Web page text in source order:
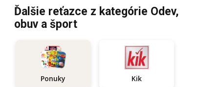
Ďalšie reťazce z kategórie Odev,
obuv a šport
Ponuky Kik